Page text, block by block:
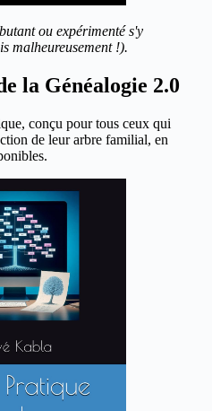
ou expérimenté s'y
malheureusement !).
la Généalogie 2.0
conçu pour tous ceux qui
de leur arbre familial, en